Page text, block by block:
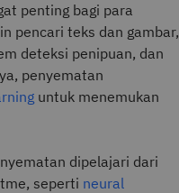
penting bagi para
pencari teks dan gambar,
deteksi penipuan, dan
penyematan
untuk menemukan
dipelajari dari
seperti neural